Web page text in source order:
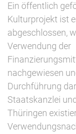
Ein öffentlich
Kulturprojekt ist
abgeschlossen,
Verwendung der
nachgewiesen
Durchführung
Staatskanzlei
Thüringen